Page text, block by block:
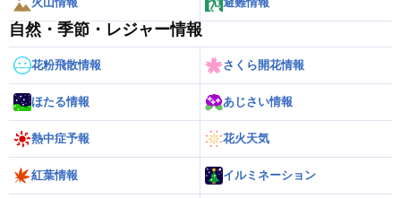
自然・季節・レジャー情報
花粉飛散情報 さくら開花情報
ほたる情報 あじさい情報
熱中症予報 花火天気
紅葉情報 イルミネーション